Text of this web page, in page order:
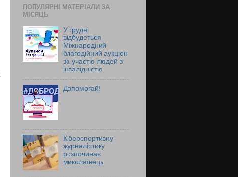
ПОПУЛЯРНІ МАТЕРІАЛИ ЗА
МІСЯЦЬ
У грудні
відбудеться
Міжнародний
благодійний аукціон
за участю людей з
інвалідністю
Допомогай!
Кіберспортивну
журналістику
розпочинає
миколаївець